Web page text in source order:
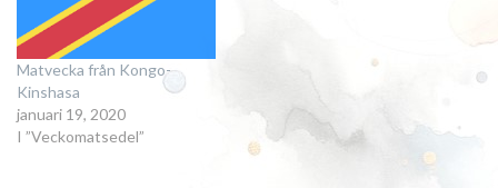
Matvecka från Kongo-
Kinshasa
januari 19, 2020
I ”Veckomatsedel”